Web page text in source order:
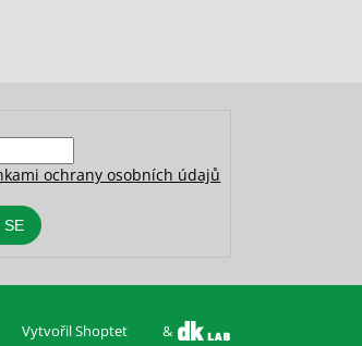
ochrany osobních údajů
SE
Vytvořil Shoptet &